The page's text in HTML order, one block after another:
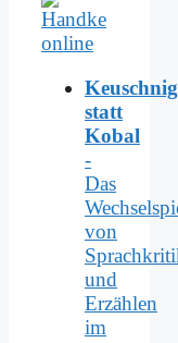
Keuschnig
statt
Kobal
-
Das
von
und
Erzählen
im